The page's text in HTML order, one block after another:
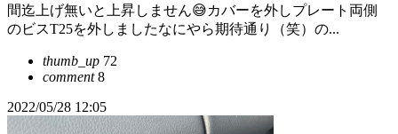
間迄上げ無いと上昇しません😅カバーを外しプレート両側
のビスT25を外しましたなにやら期待通り（笑）の...
thumb_up 72
comment8
2022/05/28 12:05